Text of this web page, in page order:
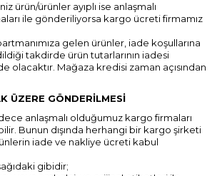
ürün/ürünler ayıplı ise anlaşmalı
ile gönderiliyorsa kargo ücreti firmamız
gelen ürünler, iade koşullarına
takdirde ürün tutarlarının iadesi
olacaktır. Mağaza kredisi zaman açısından
ÜZERE GÖNDERİLMESİ
anlaşmalı olduğumuz kargo firmaları
Bunun dışında herhangi bir kargo şirketi
iade ve nakliye ücreti kabul
gibidir;